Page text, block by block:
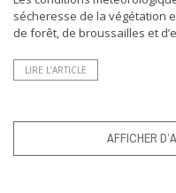
sécheresse de la végétation
de forêt, de broussailles et
LIRE L’ARTICLE
AFFICHER